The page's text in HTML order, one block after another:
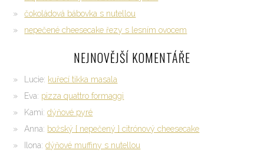
čokoládová bábovka s nutellou
nepečené cheesecake řezy s lesním ovocem
NEJNOVĚJŠÍ KOMENTÁŘE
Lucie: kuřecí tikka masala
Eva: pizza quattro formaggi
Kami:dýňové pyré
Anna: božský { nepečený } citrónový cheesecake
Ilona:dýňové muffiny s nutellou